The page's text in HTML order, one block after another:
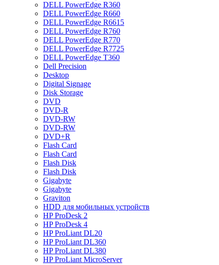
DELL PowerEdge R360
DELL PowerEdge R660
DELL PowerEdge R6615
DELL PowerEdge R760
DELL PowerEdge R770
DELL PowerEdge R7725
DELL PowerEdge T360
Dell Precision
Desktop
Digital Signage
Disk Storage
DVD
DVD-R
DVD-RW
DVD-RW
DVD+R
Flash Card
Flash Card
Flash Disk
Flash Disk
Gigabyte
Gigabyte
Graviton
HDD для мобильных устройств
HP ProDesk 2
HP ProDesk 4
HP ProLiant DL20
HP ProLiant DL360
HP ProLiant DL380
HP ProLiant MicroServer